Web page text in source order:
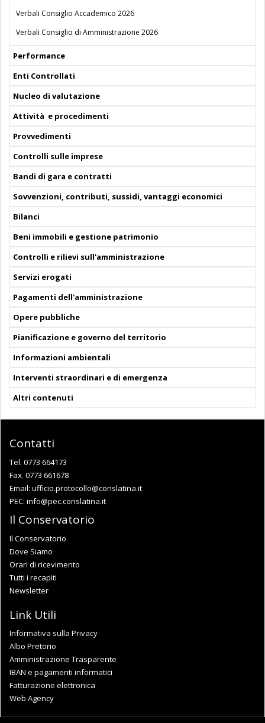
Verbali Consiglio Accademico 2026
Verbali Consiglio di Amministrazione 2026
Performance
Enti Controllati
Nucleo di valutazione
Attività e procedimenti
Provvedimenti
Controlli sulle imprese
Bandi di gara e contratti
Sovvenzioni, contributi, sussidi, vantaggi economici
Bilanci
Beni immobili e gestione patrimonio
Controlli e rilievi sull'amministrazione
Servizi erogati
Pagamenti dell'amministrazione
Opere pubbliche
Pianificazione e governo del territorio
Informazioni ambientali
Interventi straordinari e di emergenza
Altri contenuti
Contatti
Tel. 0773 664173
Fax. 0773 661678
Email: ufficio.protocollo@conslatina.it
PEC: info@pec.conslatina.it
Il Conservatorio
Il Conservatorio
Dove Siamo
Orari di ricevimento
Tutti i recapiti
Newsletter
Link Utili
Informativa sulla Privacy
Albo Pretorio
Amministrazione Trasparente
IBAN e pagamenti informatici
Fatturazione elettronica
Web Agency